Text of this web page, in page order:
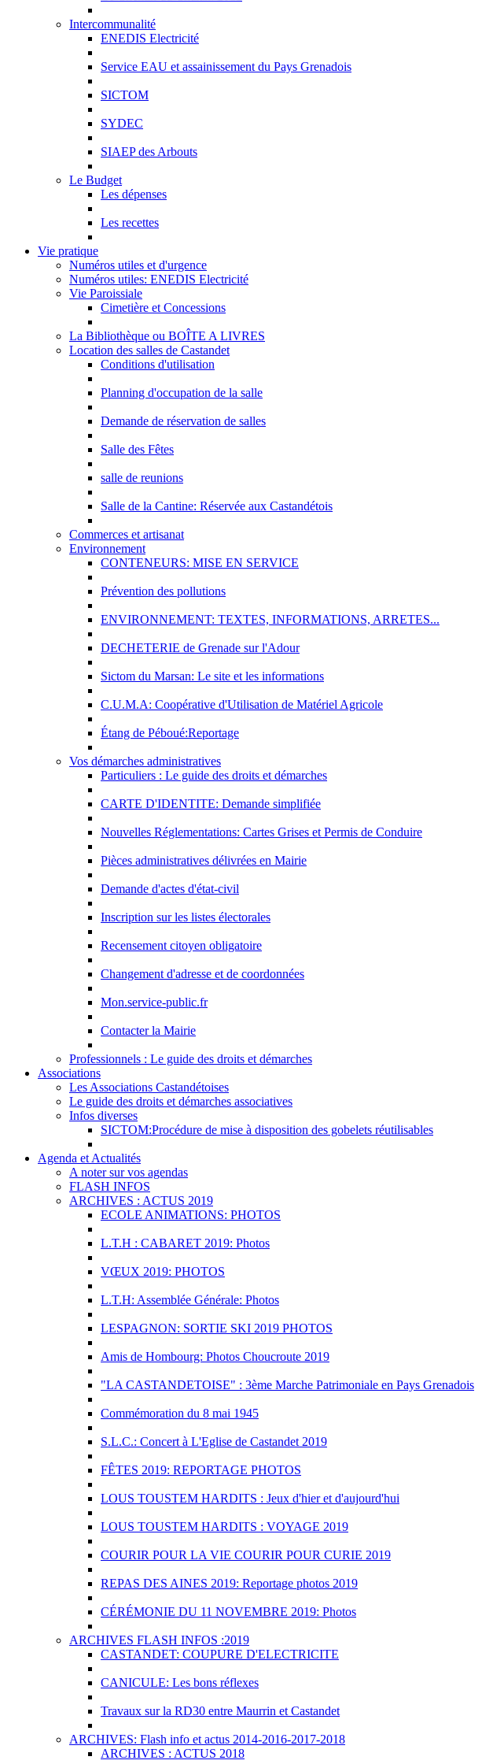
Intercommunalité
ENEDIS Electricité
Service EAU et assainissement du Pays Grenadois
SICTOM
SYDEC
SIAEP des Arbouts
Le Budget
Les dépenses
Les recettes
Vie pratique
Numéros utiles et d'urgence
Numéros utiles: ENEDIS Electricité
Vie Paroissiale
Cimetière et Concessions
La Bibliothèque ou BOÎTE A LIVRES
Location des salles de Castandet
Conditions d'utilisation
Planning d'occupation de la salle
Demande de réservation de salles
Salle des Fêtes
salle de reunions
Salle de la Cantine: Réservée aux Castandétois
Commerces et artisanat
Environnement
CONTENEURS: MISE EN SERVICE
Prévention des pollutions
ENVIRONNEMENT: TEXTES, INFORMATIONS, ARRETES...
DECHETERIE de Grenade sur l'Adour
Sictom du Marsan: Le site et les informations
C.U.M.A: Coopérative d'Utilisation de Matériel Agricole
Étang de Péboué:Reportage
Vos démarches administratives
Particuliers : Le guide des droits et démarches
CARTE D'IDENTITE: Demande simplifiée
Nouvelles Réglementations: Cartes Grises et Permis de Conduire
Pièces administratives délivrées en Mairie
Demande d'actes d'état-civil
Inscription sur les listes électorales
Recensement citoyen obligatoire
Changement d'adresse et de coordonnées
Mon.service-public.fr
Contacter la Mairie
Professionnels : Le guide des droits et démarches
Associations
Les Associations Castandétoises
Le guide des droits et démarches associatives
Infos diverses
SICTOM:Procédure de mise à disposition des gobelets réutilisables
Agenda et Actualités
A noter sur vos agendas
FLASH INFOS
ARCHIVES : ACTUS 2019
ECOLE ANIMATIONS: PHOTOS
L.T.H : CABARET 2019: Photos
VŒUX 2019: PHOTOS
L.T.H: Assemblée Générale: Photos
LESPAGNON: SORTIE SKI 2019 PHOTOS
Amis de Hombourg: Photos Choucroute 2019
"LA CASTANDETOISE" : 3ème Marche Patrimoniale en Pays Grenadois
Commémoration du 8 mai 1945
S.L.C.: Concert à L'Eglise de Castandet 2019
FÊTES 2019: REPORTAGE PHOTOS
LOUS TOUSTEM HARDITS : Jeux d'hier et d'aujourd'hui
LOUS TOUSTEM HARDITS : VOYAGE 2019
COURIR POUR LA VIE COURIR POUR CURIE 2019
REPAS DES AINES 2019: Reportage photos 2019
CÉRÉMONIE DU 11 NOVEMBRE 2019: Photos
ARCHIVES FLASH INFOS :2019
CASTANDET: COUPURE D'ELECTRICITE
CANICULE: Les bons réflexes
Travaux sur la RD30 entre Maurrin et Castandet
ARCHIVES: Flash info et actus 2014-2016-2017-2018
ARCHIVES : ACTUS 2018